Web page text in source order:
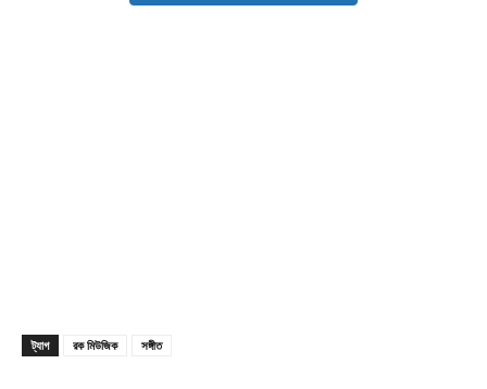
ট্যাগ রক মিউজিক সঙ্গীত